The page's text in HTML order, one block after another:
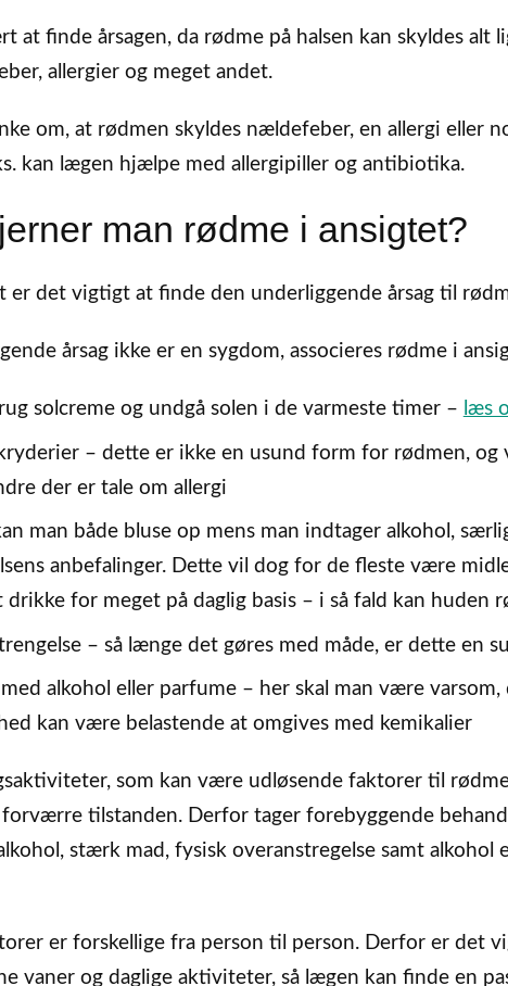
at finde årsagen, da rødme på halsen kan skyldes alt
allergier og meget andet.
om, at rødmen skyldes nældefeber, en allergi eller
kan lægen hjælpe med allergipiller og antibiotika.
man rødme i ansigtet?
er det vigtigt at finde den underliggende årsag til
årsag ikke er en sygdom, associeres rødme i
solcreme og undgå solen i de varmeste timer – læs
– dette er ikke en usund form for rødmen,
der er tale om allergi
man både bluse op mens man indtager alkohol,
anbefalinger. Dette vil dog for de fleste være
drikke for meget på daglig basis – i så fald kan huden
– så længe det gøres med måde, er dette en
alkohol eller parfume – her skal man være
kan være belastende at omgives med kemikalier
som kan være udløsende faktorer til
tilstanden. Derfor tager forebyggende
stærk mad, fysisk overanstregelse samt alkohol
er forskellige fra person til person. Derfor er det
vaner og daglige aktiviteter, så lægen kan finde en